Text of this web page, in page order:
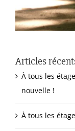
Articles
À tous les
nouvelle !
À tous les